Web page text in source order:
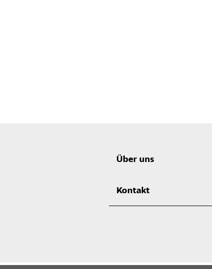
Über uns
Kontakt